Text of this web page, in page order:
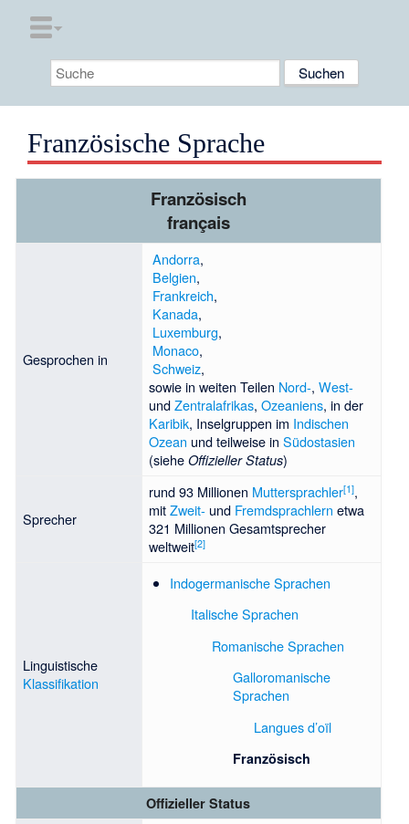
Französische Sprache
Französisch
français
Gesprochen in
Andorra,
Belgien,
Frankreich,
Kanada,
Luxemburg,
Monaco,
Schweiz,
sowie in weiten Teilen Nord-, West-
undZentralafrikas, Ozeaniens, in der
Karibik, Inselgruppen im Indischen
Ozean und teilweise in Südostasien
(siehe Offizieller Status)
Sprecher
rund 93 Millionen Muttersprachler[1],
mitZweit- und Fremdsprachlern etwa
321 Millionen Gesamtsprecher
weltweit[2]
Linguistische
Klassifikation
Indogermanische Sprachen
Italische Sprachen
Romanische Sprachen
Galloromanische
Sprachen
Langues d’oïl
Französisch
Offizieller Status